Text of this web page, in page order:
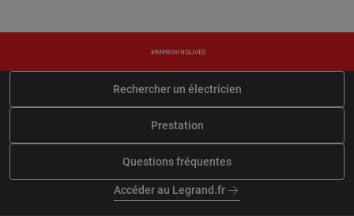
LETELLIER ELECTRIQUE
En savoir plus
CIDE
20 avenue ampere, 91320
En savoir plus
C F B 91
23 rue du centre, 91630
À 14 km km
R T ELEC
92 avenue jean mermoz, 91320
Rechercher un électricien
Prestation
Questions fréquentes
Accéder au Legrand.fr